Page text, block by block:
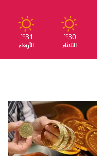
30
℃
الثلاثاء
31
℃
الأربعاء